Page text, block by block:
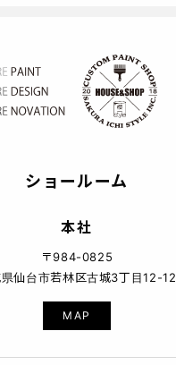
ショールーム
本社
〒984-0825
仙台市若林区古城3丁目12-12
MAP